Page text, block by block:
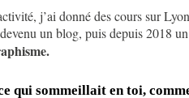
j’ai donné des cours sur
un blog, puis depuis 2018
sommeillait en toi,